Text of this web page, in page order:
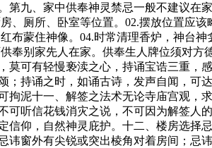
九、家中供奉神灵禁忌一般不建议在
厕所、卧室等位置。02.摆放位置应
蒙住神像。04.时常清理香炉，神台
别家先人在家。供奉生人牌位须对
可有轻慢亵渎之心，持诵宝诰三重，
持诵之时，如诵古诗，发声自闻，可
泥十一、解签之法术无论寺庙宫观，
听信花钱消灾之说，不可因为解签人
仰，自然神灵庇护。十二、楼房选择
窗外有尖锐或突出棱角对着房间；忌